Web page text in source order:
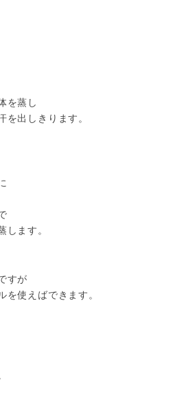
を蒸し
を出しきります。
します。
すが
を使えばできます。